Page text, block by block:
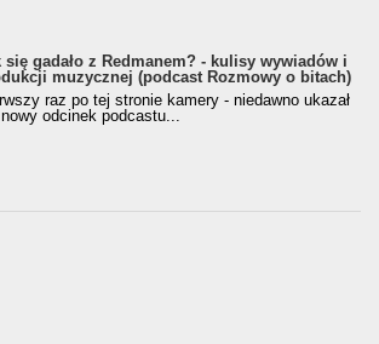
się gadało z Redmanem? - kulisy wywiadów i
muzycznej (podcast Rozmowy o bitach)
raz po tej stronie kamery - niedawno ukazał
odcinek podcastu...